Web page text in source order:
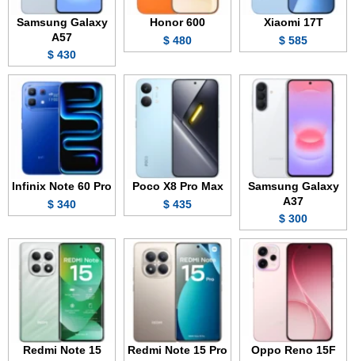
Xiaomi 17T
585 $
Honor 600
480 $
Samsung Galaxy
A57
430 $
Samsung Galaxy
A37
300 $
Poco X8 Pro Max
435 $
Infinix Note 60 Pro
340 $
Oppo Reno 15F
Redmi Note 15 Pro
Redmi Note 15